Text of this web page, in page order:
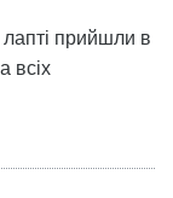
лапті прийшли в
всіх